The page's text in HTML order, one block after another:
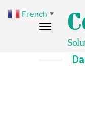
French ▼